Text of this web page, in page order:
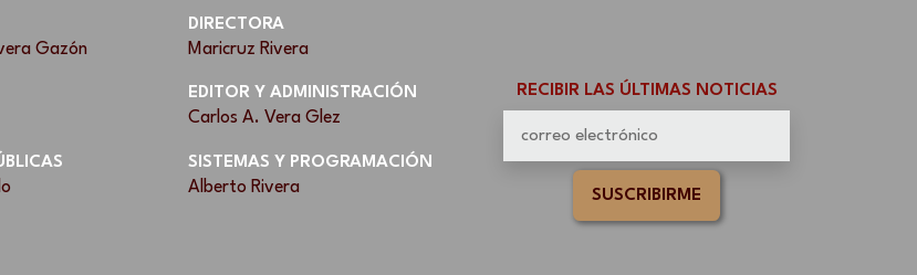
Gazón
DIRECTORA
Maricruz Rivera
EDITOR Y ADMINISTRACIÓN
Carlos A. Vera Glez
SISTEMAS Y PROGRAMACIÓN
Alberto Rivera
RECIBIR LAS ÚLTIMAS NOTICIAS
SUSCRIBIRME